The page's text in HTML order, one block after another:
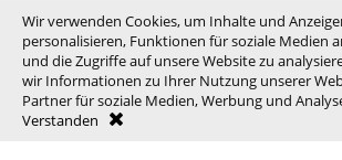
Wir verwenden Cookies, um Inhalte und
personalisieren, Funktionen für soziale Medien
und die Zugriffe auf unsere Website zu
wir Informationen zu Ihrer Nutzung unserer
Partner für soziale Medien, Werbung und
Verstanden